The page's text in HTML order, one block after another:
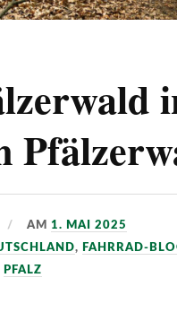
AM1. MAI 2025
, FAHRRAD-
PFALZ